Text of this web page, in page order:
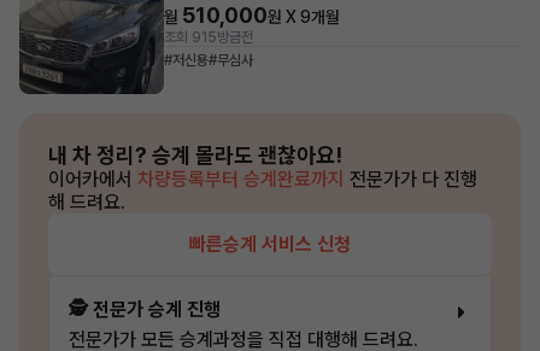
월 510,000원 X9개월
조회 915방금전
#저신용#무심사
내 차 정리? 승계 몰라도 괜찮아요!
이어카에서 차량등록부터 승계완료까지 전문가가 다 진행
해 드려요.
빠른승계 서비스 신청
🕵️ 전문가 승계 진행
전문가가 모든 승계과정을 직접 대행해 드려요.